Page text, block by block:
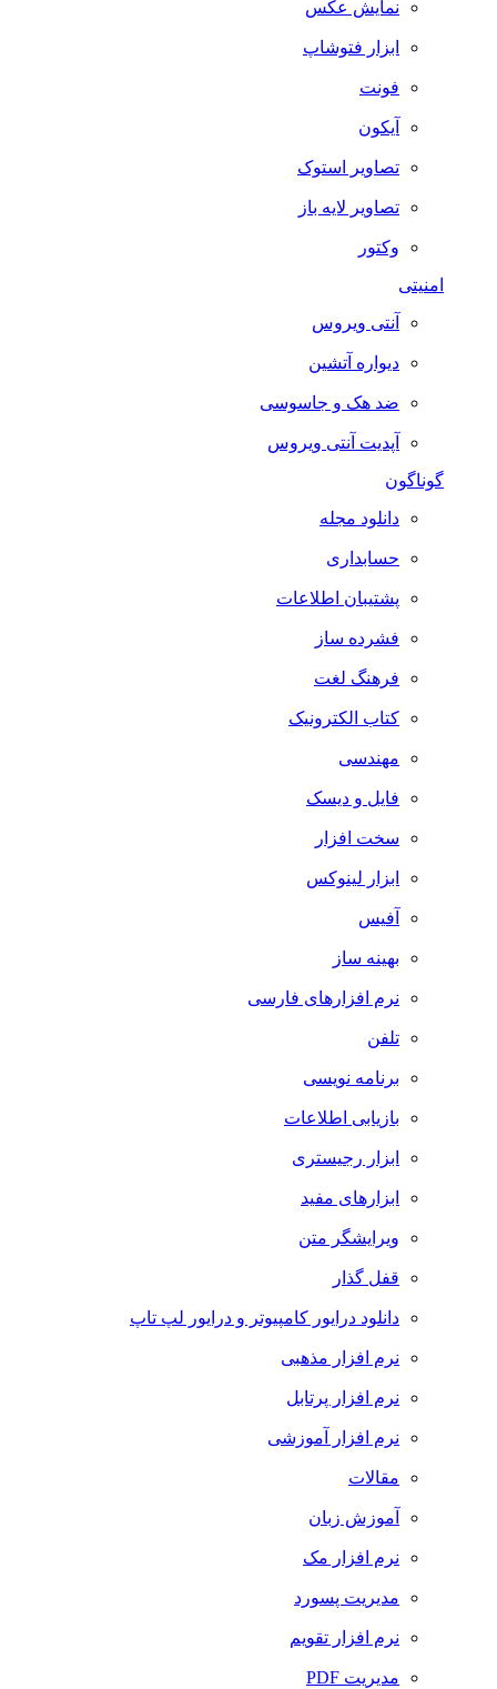
نمایش عکس
ابزار فتوشاپ
فونت
آیکون
تصاویر استوک
تصاویر لایه باز
وکتور
امنیتی
آنتی ویروس
دیواره آتشین
ضد هک و جاسوسی
آپدیت آنتی ویروس
گوناگون
دانلود مجله
حسابداری
پشتیبان اطلاعات
فشرده ساز
فرهنگ لغت
کتاب الکترونیک
مهندسی
فایل و دیسک
سخت افزار
ابزار لینوکس
آفیس
بهینه ساز
نرم افزارهای فارسی
تلفن
برنامه نویسی
بازیابی اطلاعات
ابزار رجیستری
ابزارهای مفید
ویرایشگر متن
قفل گذار
دانلود درایور کامپیوتر و درایور لپ تاپ
نرم افزار مذهبی
نرم افزار پرتابل
نرم افزار آموزشی
مقالات
آموزش زبان
نرم افزار مک
مدیریت پسورد
نرم افزار تقویم
مدیریت PDF